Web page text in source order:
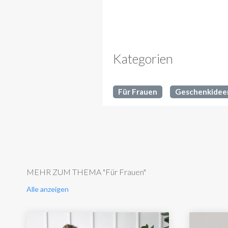
Kategorien
Für Frauen
MEHR ZUM THEMA "Für Frauen"
Alle anzeigen